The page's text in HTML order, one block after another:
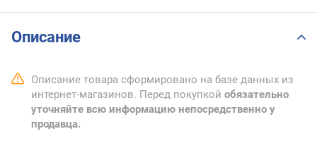
Описание
Описание товара сформировано на базе данных из
интернет-магазинов. Перед покупкой обязательно
уточняйте всю информацию непосредственно у
продавца.